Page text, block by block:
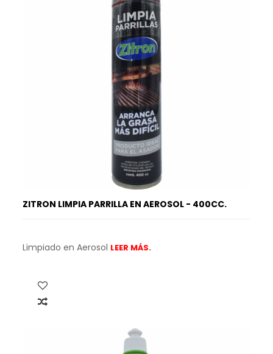
ZITRON LIMPIA PARRILLA EN AEROSOL - 400CC.
Limpiado en Aerosol LEER MÁS.